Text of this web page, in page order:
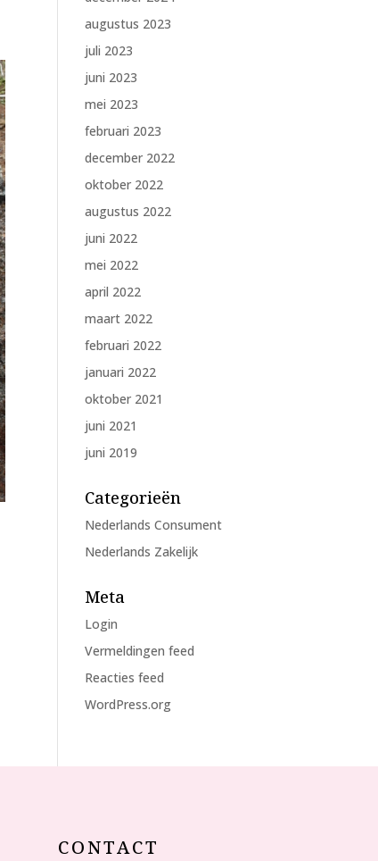
augustus 2023
juli 2023
juni 2023
mei 2023
februari 2023
december 2022
oktober 2022
augustus 2022
juni 2022
mei 2022
april 2022
maart 2022
februari 2022
januari 2022
oktober 2021
juni 2021
juni 2019
Categorieën
Nederlands Consument
Nederlands Zakelijk
Meta
Login
Vermeldingen feed
Reacties feed
WordPress.org
CONTACT